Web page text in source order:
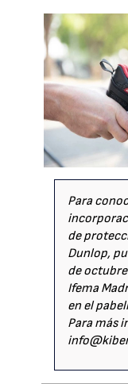
Para
de
Dunlop,
de
Ifema
en el
Para más